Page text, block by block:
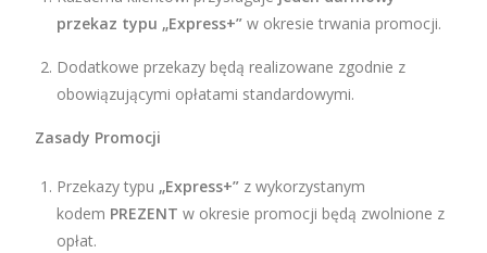
przekaz typu „Express+” w okresie trwania promocji.
Dodatkowe przekazy będą realizowane zgodnie z
obowiązującymi opłatami standardowymi.
Zasady Promocji
Przekazy typu „Express+” z wykorzystanym
kodem PREZENT w okresie promocji będą zwolnione z
opłat.